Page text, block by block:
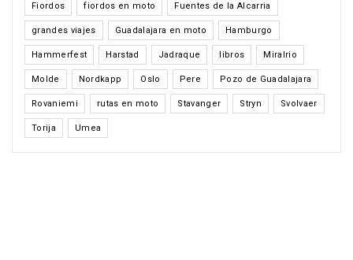
Fiordos fiordos en moto Fuentes de la Alcarria
grandes viajes Guadalajara en moto Hamburgo
Hammerfest Harstad Jadraque libros Miralrio
Molde Nordkapp Oslo Pere Pozo de Guadalajara
Rovaniemi rutas en moto Stavanger Stryn Svolvaer
Torija Umea